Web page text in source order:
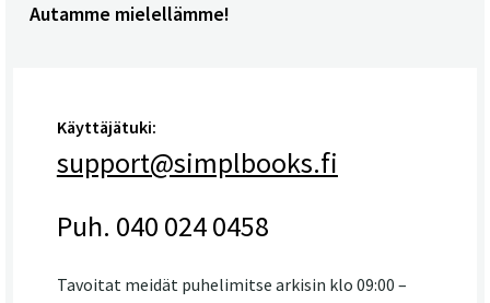
Autamme mielellämme!
Käyttäjätuki:
support@simplbooks.fi
Puh. 040 024 0458
Tavoitat meidät puhelimitse arkisin klo 09:00 –